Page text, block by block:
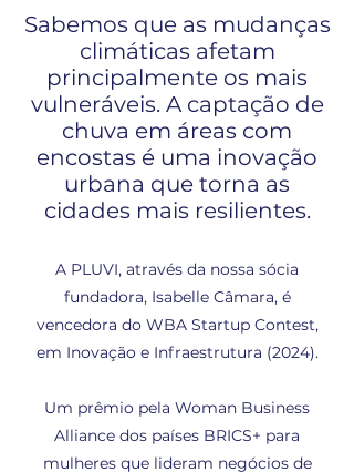
Sabemos que as mudanças
climáticas afetam
principalmente os mais
vulneráveis. A captação de
chuva em áreas com
encostas é uma inovação
urbana que torna as
cidades mais resilientes.
A PLUVI, através da nossa sócia
fundadora, Isabelle Câmara, é
vencedora do WBA Startup Contest,
em Inovação e Infraestrutura (2024).
Um prêmio pela Woman Business
Alliance dos países BRICS+ para
mulheres que lideram negócios de